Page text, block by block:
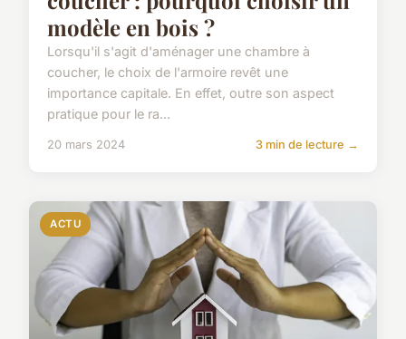
modèle en bois ?
Lorsqu'il s'agit d'aménager une chambre à
coucher, le choix de l'armoire revêt une
importance capitale. En effet, outre son aspect
pratique pour le ra...
20 mars 2024 3 min de lecture →
ACTU